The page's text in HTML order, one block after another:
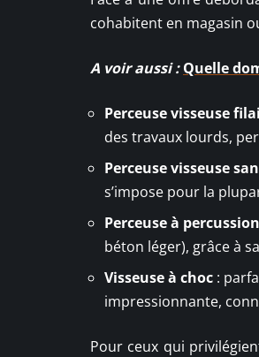
cohabitent en magasin
A voir aussi : Quelle
Perceuse visseuse
des travaux lourds,
Perceuse visseuse
s’impose pour la
Perceuse à
béton léger), grâce à
Visseuse à choc :
impressionnante,
Pour ceux qui